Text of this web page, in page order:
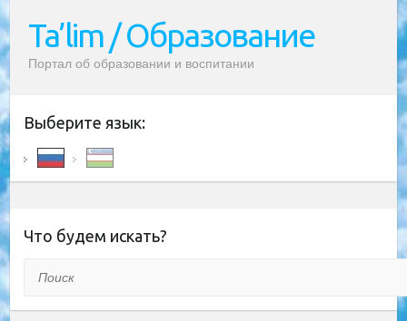
Ta’lim / Образование
Портал об образовании и воспитании
Выберите язык:
Что будем искать?